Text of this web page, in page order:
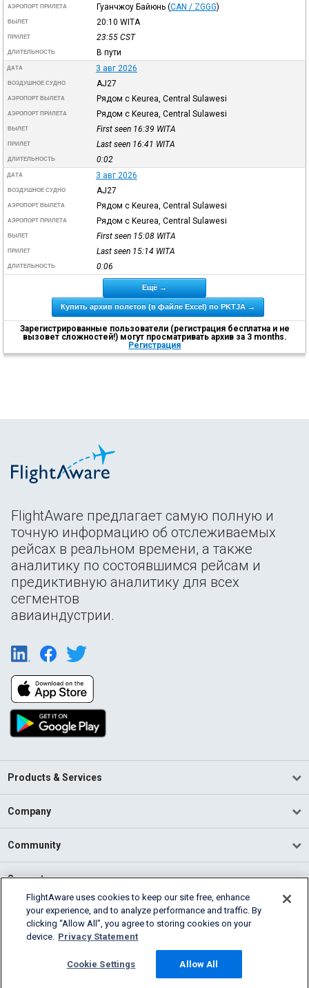
АЭРОПОРТ ПРИЛЕТА Гуанчжоу Байюнь (CAN / ZGGG)
ВЫЛЕТ 20:10 WITA
ПРИЛЕТ 23:55 CST
ДЛИТЕЛЬНОСТЬ В пути
ДАТА 3 авг 2026
ВОЗДУШНОЕ СУДНО AJ27
АЭРОПОРТ ВЫЛЕТА Рядом с Keurea, Central Sulawesi
АЭРОПОРТ ПРИЛЕТА Рядом с Keurea, Central Sulawesi
ВЫЛЕТ First seen 16:39 WITA
ПРИЛЕТ Last seen 16:41 WITA
ДЛИТЕЛЬНОСТЬ 0:02
ДАТА 3 авг 2026
ВОЗДУШНОЕ СУДНО AJ27
АЭРОПОРТ ВЫЛЕТА Рядом с Keurea, Central Sulawesi
АЭРОПОРТ ПРИЛЕТА Рядом с Keurea, Central Sulawesi
ВЫЛЕТ First seen 15:08 WITA
ПРИЛЕТ Last seen 15:14 WITA
ДЛИТЕЛЬНОСТЬ 0:06
Ещё →
Купить архив полетов (в файле Excel) по PKTJA →
Зарегистрированные пользователи (регистрация бесплатна и не
вызовет сложностей!) могут просматривать архив за 3 months.
Регистрация
FlightAware предлагает самую полную и
точную информацию об отслеживаемых
рейсах в реальном времени, а также
аналитику по состоявшимся рейсам и
предиктивную аналитику для всех
сегментов
авиаиндустрии.
Products & Services
Company
Community
Support
English (USA)
2026 FlightAware
Cookie Settings
FlightAware uses cookies to keep our site free, enhance
your experience, and to analyze performance and traffic. By
clicking “Allow All”, you agree to storing cookies on your
device. Privacy Statement
Cookie Settings Allow All